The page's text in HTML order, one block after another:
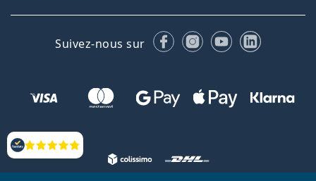
Évaluation
Suivez-nous sur FacebookInstagram
YouTubeLinkedIn